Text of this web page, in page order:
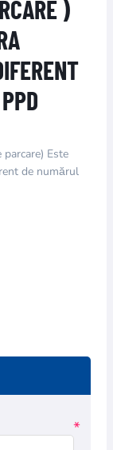
)
Este
de numărul
*